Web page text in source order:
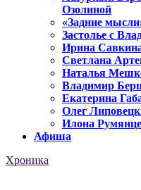
Озолиной
«Задние
Застолье с
Ирина
Светлана
Наталья
Владимир
Екатерина
Олег
Илона
Афиша
Хроника